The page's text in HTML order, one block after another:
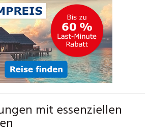
mit essenziellen